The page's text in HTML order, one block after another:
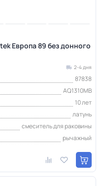
Европа 89 без донного
2-4 дня
87838
AQ1310MB
10 лет
латунь
смеситель для раковины
рычажный